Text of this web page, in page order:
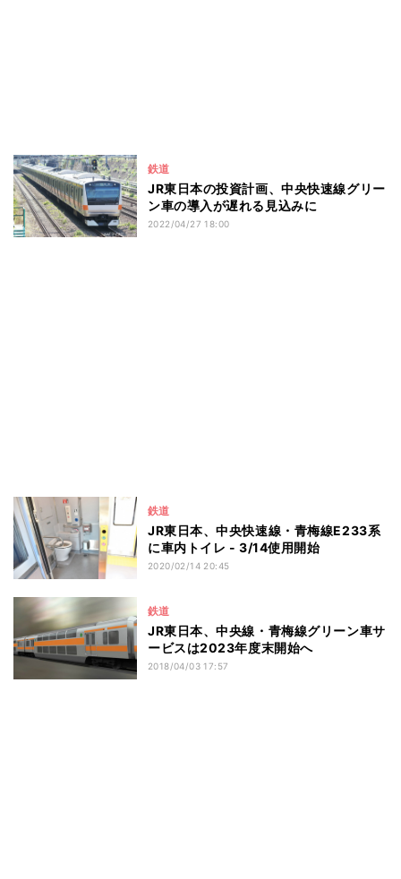
鉄道
JR東日本の投資計画、中央快速線グリー
ン車の導入が遅れる見込みに
2022/04/27 18:00
鉄道
JR東日本、中央快速線・青梅線E233系
に車内トイレ - 3/14使用開始
2020/02/14 20:45
鉄道
JR東日本、中央線・青梅線グリーン車サ
ービスは2023年度末開始へ
2018/04/03 17:57